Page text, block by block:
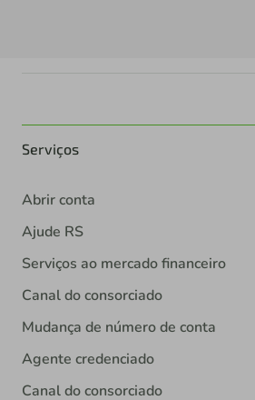
Serviços
Abrir conta
Ajude RS
Serviços ao mercado financeiro
Canal do consorciado
Mudança de número de conta
Agente credenciado
Canal do consorciado